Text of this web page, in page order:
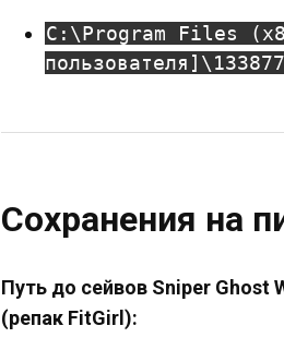
C:\Program Files
Сохранения на
Путь до сейвов Sniper Ghost
(репак FitGirl):